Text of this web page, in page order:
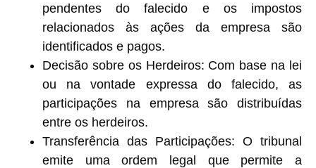
pendentes do falecido e os impostos
relacionados às ações da empresa são
identificados e pagos.
Decisão sobre os Herdeiros: Com base na lei
ou na vontade expressa do falecido, as
participações na empresa são distribuídas
entre os herdeiros.
Transferência das Participações: O tribunal
emite uma ordem legal que permite a